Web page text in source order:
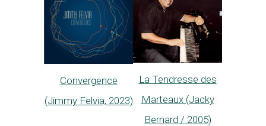
Convergence
(Jimmy Felvia, 2023)
La Tendresse des
Marteaux (Jacky
Bernard / 2005)